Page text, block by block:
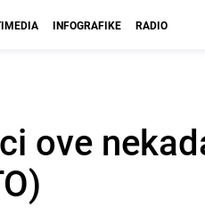
INFOGRAFIKE RADIO
ove